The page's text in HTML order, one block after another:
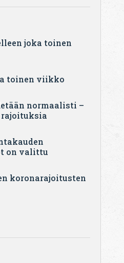
joka toinen
toinen viikko
normaalisti –
on valittu
koronarajoitusten